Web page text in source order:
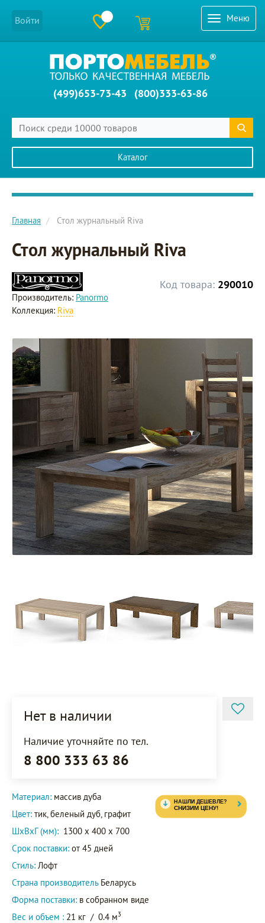
Меню
Войти
(499)653-73-43 (800)333-63-86
Каталог
Главное меню сайта
Главная Стол журнальный Riva
Стол журнальный Riva
Код товара: 290010
Производитель: Panormo
Коллекция: Riva
Нет в наличии
Наличие уточняйте по тел.
8 800 333 63 86
Материал: массив дуба
Цвет: тик, беленый дуб, графит
ШxВxГ (мм): 1300 x 400 x 700
Срок поставки: от 45 дней
Стиль: Лофт
Страна производитель Беларусь
Форма поставки: в собранном виде
Вес и объем : 21 кг / 0.4 м3